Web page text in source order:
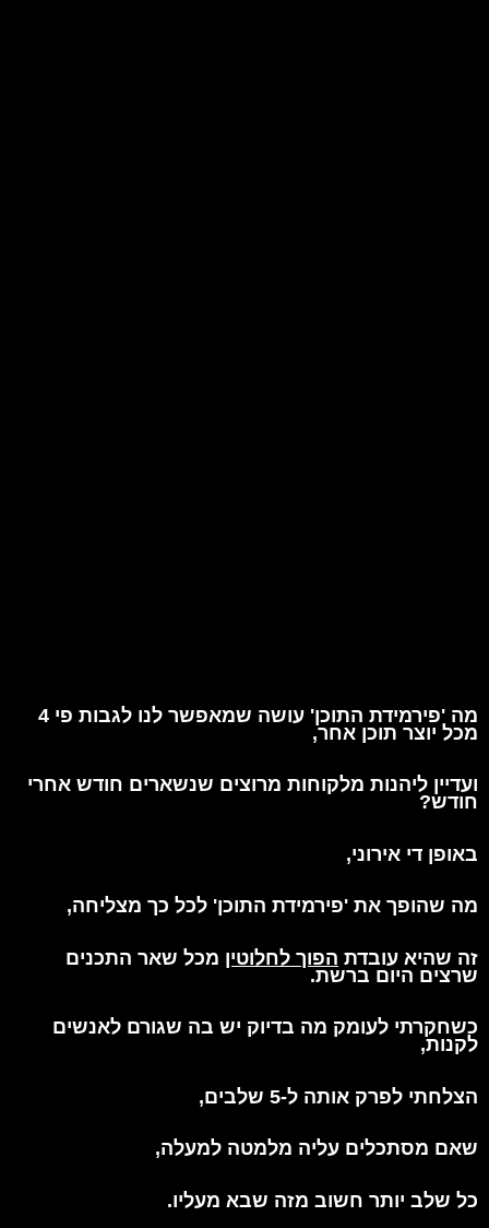
מה 'פירמידת התוכן' עושה שמאפשר לנו לגבות פי 4
מכל יוצר תוכן אחר,
ועדיין ליהנות מלקוחות מרוצים שנשארים חודש אחרי
חודש?
באופן די אירוני,
מה שהופך את 'פירמידת התוכן' לכל כך מצליחה,
זה שהיא עובדת הפוך לחלוטין מכל שאר התכנים
שרצים היום ברשת.
כשחקרתי לעומק מה בדיוק יש בה שגורם לאנשים
לקנות,
הצלחתי לפרק אותה ל-5 שלבים,
שאם מסתכלים עליה מלמטה למעלה,
כל שלב יותר חשוב מזה שבא מעליו.